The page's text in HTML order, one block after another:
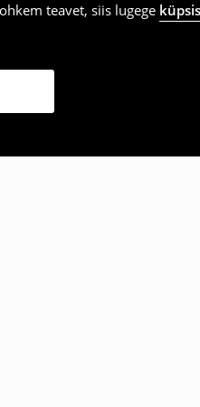
teavet, siis lugege